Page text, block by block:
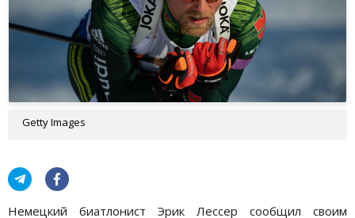
Getty Images
Немецкий биатлонист Эрик Лессер сообщил своим